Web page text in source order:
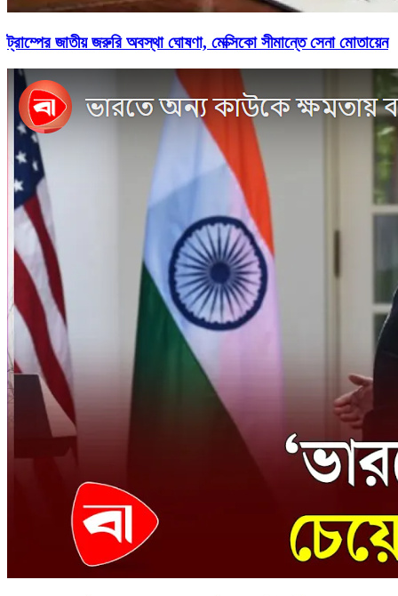
ট্রাম্পের জাতীয় জরুরি অবস্থা ঘোষণা, মেক্সিকো সীমান্তে সেনা মোতায়েন